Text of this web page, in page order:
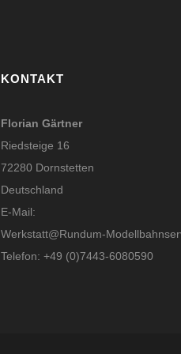
KONTAKT
Florian Gärtner
Riedsteige 16
72280 Dornstetten
Deutschland
E-Mail:
Werkstatt@rundum-
Telefon: +49 (0)7443-6080590